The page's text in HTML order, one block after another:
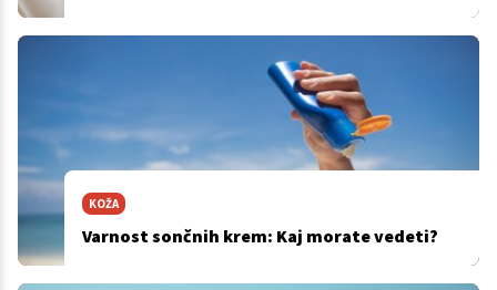
KOŽA
Varnost sončnih krem: Kaj morate vedeti?